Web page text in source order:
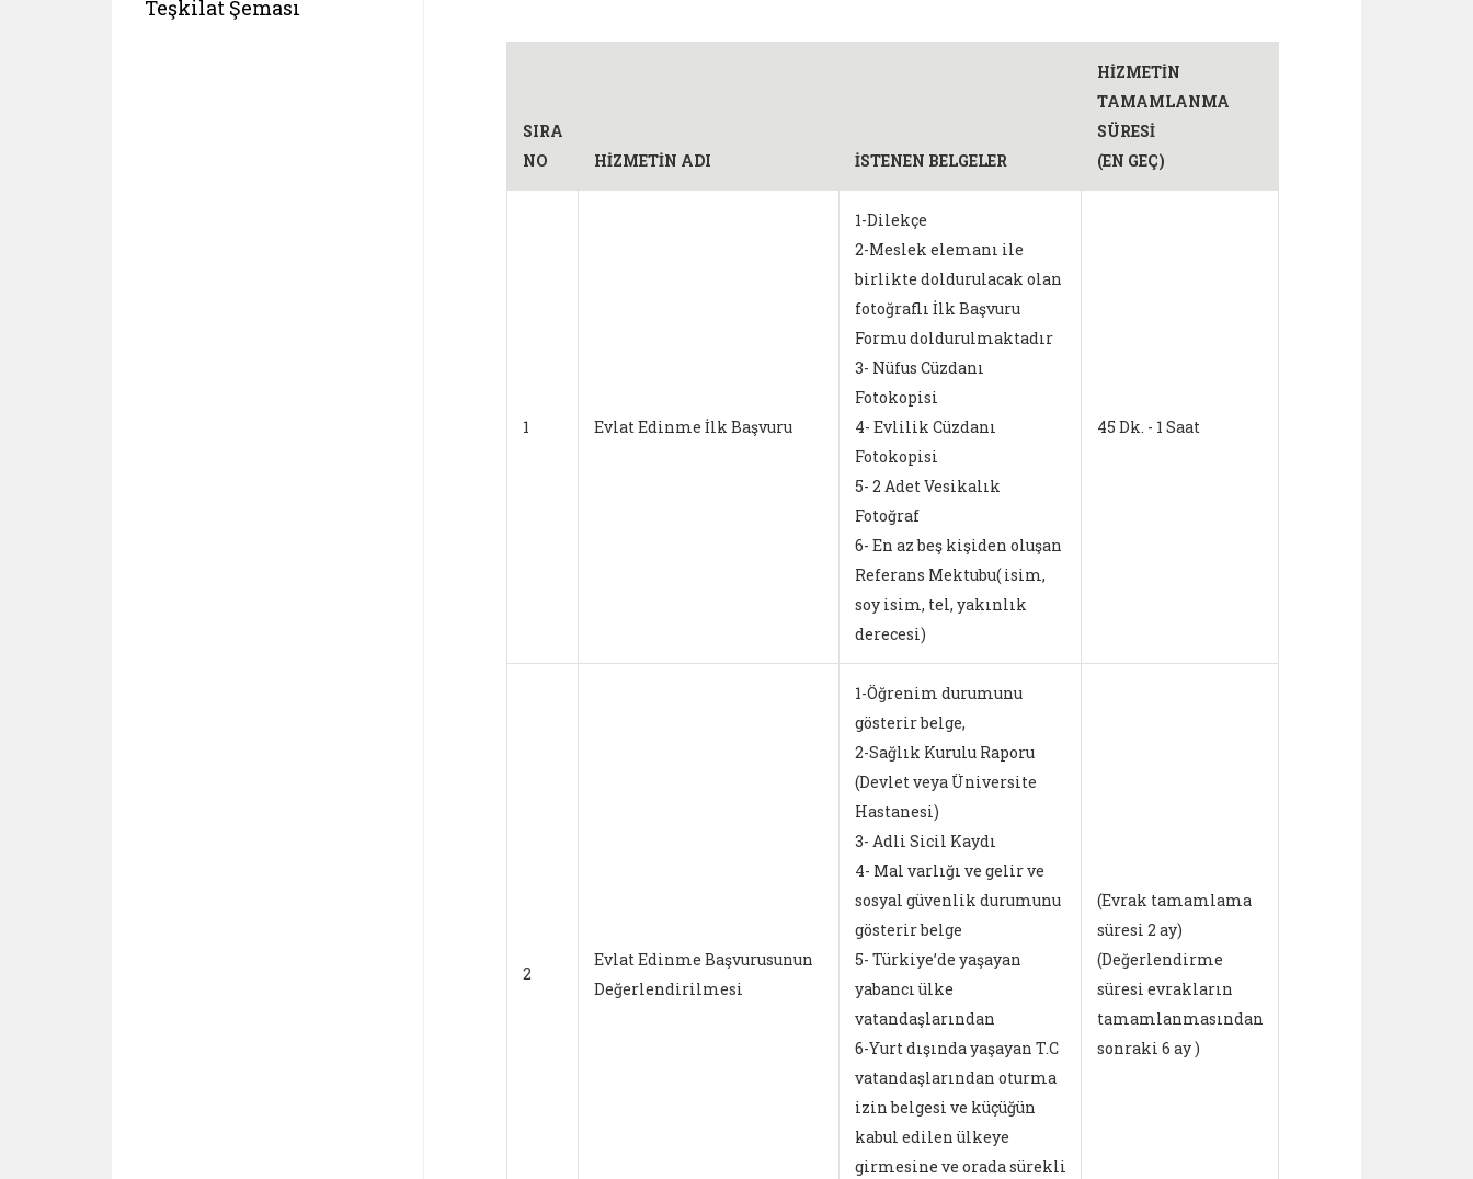
Teşkilat Şeması
SIRA
NO
HİZMETİN ADI İSTENEN BELGELER
HİZMETİN
TAMAMLANMA
SÜRESİ
(EN GEÇ)
1 Evlat Edinme İlk Başvuru
1-Dilekçe
2-Meslek elemanı ile
birlikte doldurulacak olan
fotoğraflı İlk Başvuru
Formu doldurulmaktadır
3- Nüfus Cüzdanı
Fotokopisi
4- Evlilik Cüzdanı
Fotokopisi
5- 2 Adet Vesikalık
Fotoğraf
6- En az beş kişiden oluşan
Referans Mektubu( isim,
soy isim, tel, yakınlık
derecesi)
45 Dk. - 1 Saat
2
Evlat Edinme Başvurusunun
Değerlendirilmesi
1-Öğrenim durumunu
gösterir belge,
2-Sağlık Kurulu Raporu
(Devlet veya Üniversite
Hastanesi)
3- Adli Sicil Kaydı
4- Mal varlığı ve gelir ve
sosyal güvenlik durumunu
gösterir belge
5- Türkiye’de yaşayan
yabancı ülke
vatandaşlarından
6-Yurt dışında yaşayan T.C
vatandaşlarından oturma
izin belgesi ve küçüğün
kabul edilen ülkeye
girmesine ve orada sürekli
(Evrak tamamlama
süresi 2 ay)
(Değerlendirme
süresi evrakların
tamamlanmasından
sonraki 6 ay )